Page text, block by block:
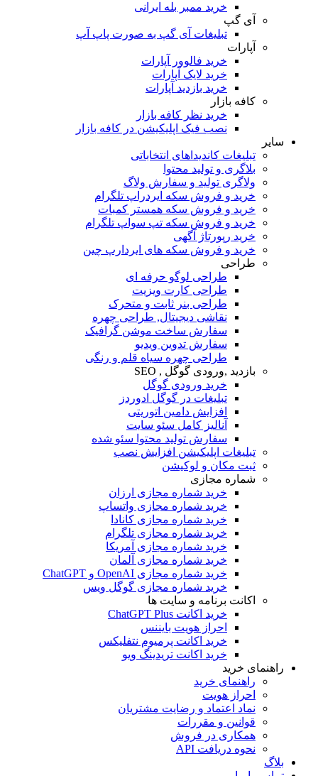
خرید ممبر بله ایرانی
آی گپ
تبلیغات آی گپ به صورت پاپ آپ
آپارات
خرید فالوور آپارات
خرید لایک آپارات
خرید بازدید آپارات
کافه بازار
خرید نظر کافه بازار
نصب فیک اپلیکیشن در کافه بازار
سایر
تبلیغات کاندیداهای انتخاباتی
بلاگری و تولید محتوا
ولاگری تولید و سفارش ولاگ
خرید و فروش سکه ایردراپ تلگرام
خرید و فروش سکه همستر کمبات
خرید و فروش سکه تپ سواپ تلگرام
خرید رپورتاژ آگهی
خرید و فروش سکه های ایردارپ چین
طراحی
طراحی لوگو حرفه ای
طراحی کارت ویزیت
طراحی بنر ثابت و متحرک
نقاشی دیجیتال, طراحی چهره
سفارش ساخت موشن گرافیک
سفارش تدوین ویدیو
طراحی چهره سیاه قلم و رنگی
بازدید ,ورودی گوگل , SEO
خرید ورودی گوگل
تبلیغات در گوگل ادوردز
افزایش دامین اتوریتی
آنالیز کامل سئو سایت
سفارش تولید محتوا سئو شده
تبلیغات اپلیکیشن افزایش نصب
ثبت مکان و لوکیشن
شماره مجازی
خرید شماره مجازی ارزان
خرید شماره مجازی واتساپ
خرید شماره مجازی کانادا
خرید شماره مجازی تلگرام
خرید شماره مجازی آمریکا
خرید شماره مجازی آلمان
خرید شماره مجازی OpenAI و ChatGPT
خرید شماره مجازی گوگل ویس
اکانت برنامه و سایت ها
خرید اکانت ChatGPT Plus
احراز هویت بایننس
خرید اکانت پرمیوم نتفلیکس
خرید اکانت تریدینگ ویو
راهنمای خرید
راهنمای خرید
احراز هویت
نماد اعتماد و رضایت مشتریان
قوانین و مقررات
همکاری در فروش
نحوه دریافت API
بلاگ